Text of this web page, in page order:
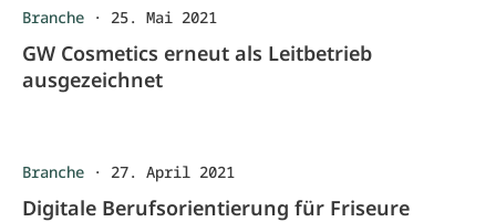
Branche · 25. Mai 2021
GW Cosmetics erneut als Leitbetrieb
ausgezeichnet
Branche · 27. April 2021
Digitale Berufsorientierung für Friseure